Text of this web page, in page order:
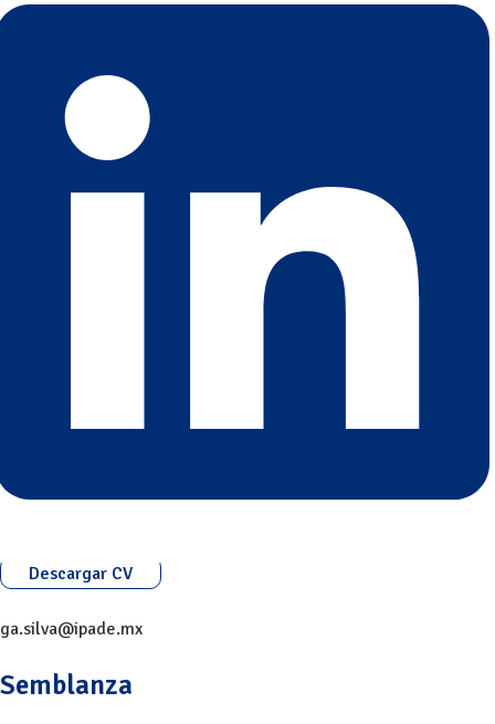
Descargar CV
ga.silva@ipade.mx
Semblanza